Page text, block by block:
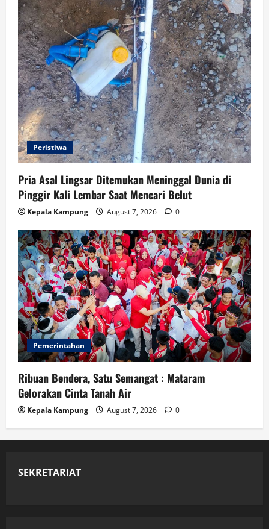
Peristiwa
Pria Asal Lingsar Ditemukan Meninggal Dunia di
Pinggir Kali Lembar Saat Mencari Belut
Kepala Kampung August 7, 2026 0
Pemerintahan
Ribuan Bendera, Satu Semangat : Mataram
Gelorakan Cinta Tanah Air
Kepala Kampung August 7, 2026 0
SEKRETARIAT